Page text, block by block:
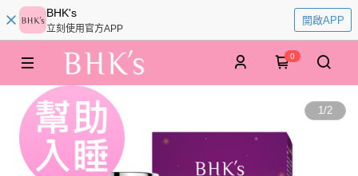
BHK's
立刻使用官方APP
開啟APP
0
1/2